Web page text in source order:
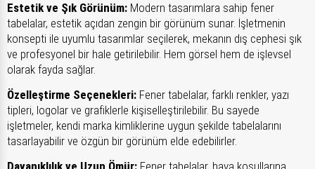
Estetik ve Şık Görünüm: Modern tasarımlara sahip fener
tabelalar, estetik açıdan zengin bir görünüm sunar. İşletmenin
konsepti ile uyumlu tasarımlar seçilerek, mekanın dış cephesi şık
ve profesyonel bir hale getirilebilir. Hem görsel hem de işlevsel
olarak fayda sağlar.
Özelleştirme Seçenekleri: Fener tabelalar, farklı renkler, yazı
tipleri, logolar ve grafiklerle kişiselleştirilebilir. Bu sayede
işletmeler, kendi marka kimliklerine uygun şekilde tabelalarını
tasarlayabilir ve özgün bir görünüm elde edebilirler.